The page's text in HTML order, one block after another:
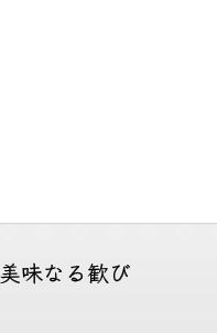
美味なる歓び